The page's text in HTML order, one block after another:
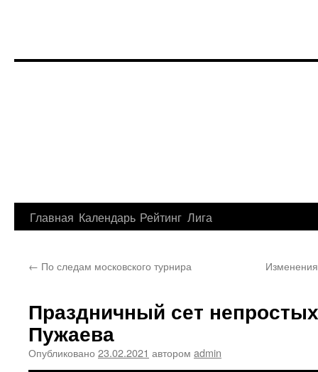
Перейти
содержимому
Главная Календарь Рейтинг Лига
← По следам московского турнира
Праздничный сет
Пужаева
Опубликовано 23.02.2021 автором admin